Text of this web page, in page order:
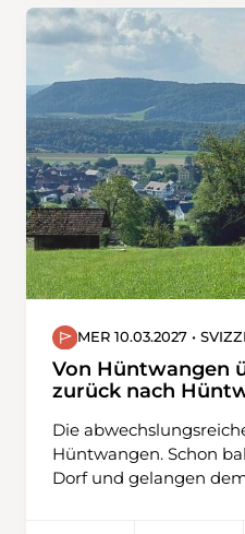
Bergstrasse entlang
Hotel Engstlenalp. Am zweiten Tag laufen wir
zuerst über den
Steitäli zum Jochpass.
zum Trübsee und
Älplerseil, wo wir die
Trübsee nutzen, bevor
wandern.
MER 10.03.2027 •
Von Hüntwangen
zurück nach
Die
Hüntwangen. Schon
Dorf und gelangen